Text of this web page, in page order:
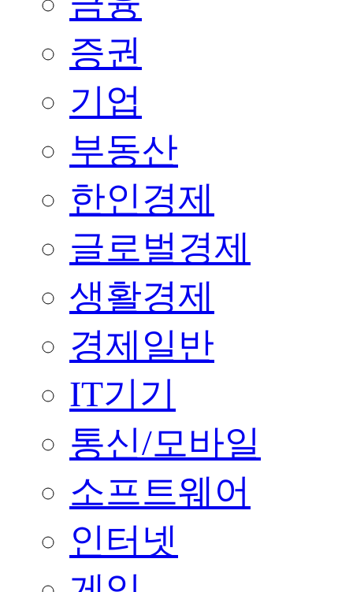
증권
기업
부동산
한인경제
글로벌경제
생활경제
경제일반
IT기기
통신/모바일
소프트웨어
인터넷